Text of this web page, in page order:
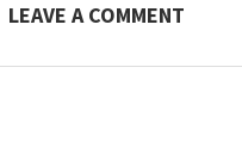
LEAVE A COMMENT